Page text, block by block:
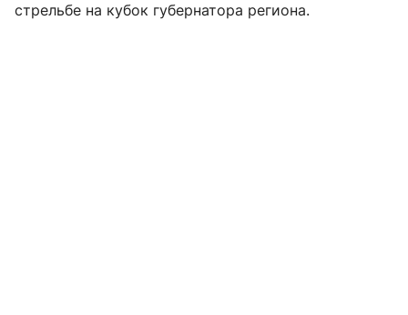
стрельбе на кубок губернатора региона.